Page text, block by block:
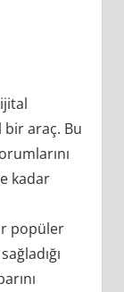
bir araç. Bu
kadar
popüler